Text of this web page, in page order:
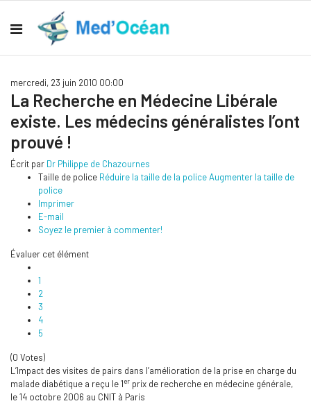
mercredi, 23 juin 2010 00:00
La Recherche en Médecine Libérale
existe. Les médecins généralistes l’ont
prouvé !
Écrit par Dr Philippe de Chazournes
Taille de police Réduire la taille de la policeAugmenter la taille de
police
Imprimer
E-mail
Soyez le premier à commenter!
Évaluer cet élément
1
2
3
4
5
(0 Votes)
L’Impact des visites de pairs dans l’amélioration de la prise en charge du
malade diabétique a reçu le 1er prix de recherche en médecine générale,
le 14 octobre 2006 au CNIT à Paris